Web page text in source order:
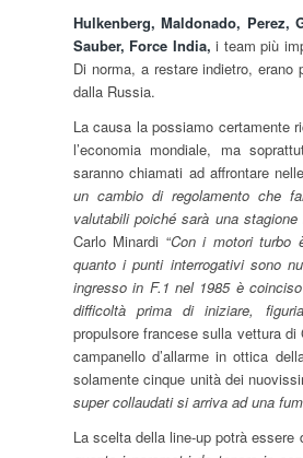
Hulkenberg, Maldonado, Perez,
Sauber, Force India,i team più
Di norma, a restare indietro, erano
dalla Russia.
La causa la possiamo certamente
l’economia mondiale, ma
saranno chiamati ad affrontare
un cambio di regolamento che
valutabili poiché sarà una
Carlo Minardi “Con i motori turbo
quanto i punti interrogativi sono
ingresso in F.1 nel 1985 è
difficoltà prima di iniziare,
propulsore francese sulla vettura
campanello d’allarme in ottica
solamente cinque unità dei
super collaudati si arriva ad una
La scelta della line-up potrà